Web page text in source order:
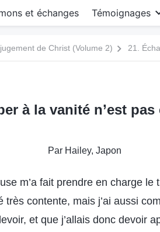
et échanges Témoignages
de Christ (Volume 2) 21.
à la vanité n’est
Par Hailey, Japon
m’a fait prendre en charge
très contente, mais j’ai aussi
et que j’allais donc devoir